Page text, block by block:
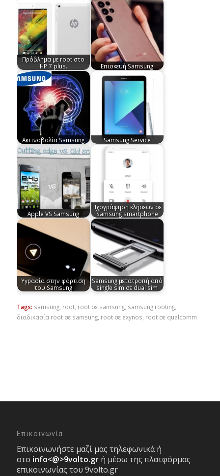
Πρόβλημα με root στο
HP 7 plus.
Επισκευή Samsung
Ακτινοβολία Samsung Samsung Service
Apple VS Samsung
Ηχογράφηση κλήσεων σε
Samsung smartphone
Υγρασία στην φόρτιση
του Samsung
Samsung μετατροπή από
single sim σε dual sim
Tags: samsung, root, root σε samsung, samsung rooting,
διαδικασία root σε samsung, root σε exynos, root σε qualcomm
Επικοινωνία
Επικοινωνήστε μαζί μας τηλεφωνικά ή
στο info<@>9volto.gr ή μέσω της πλατφόρμας
επικοινωνίας του 9volto.gr